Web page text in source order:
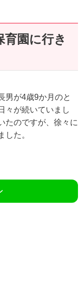
園に行き
男が4歳9か月のと
々が続いていまし
たのですが、徐々に
した。